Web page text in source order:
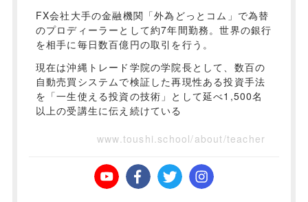
FX会社大手の金融機関「外為どっとコム」で為替
のプロディーラーとして約7年間勤務。世界の銀行
を相手に毎日数百億円の取引を行う。
現在は沖縄トレード学院の学院長として、数百の
自動売買システムで検証した再現性ある投資手法
を「一生使える投資の技術」として延べ1,500名
以上の受講生に伝え続けている
www.toushi.school/about/teacher